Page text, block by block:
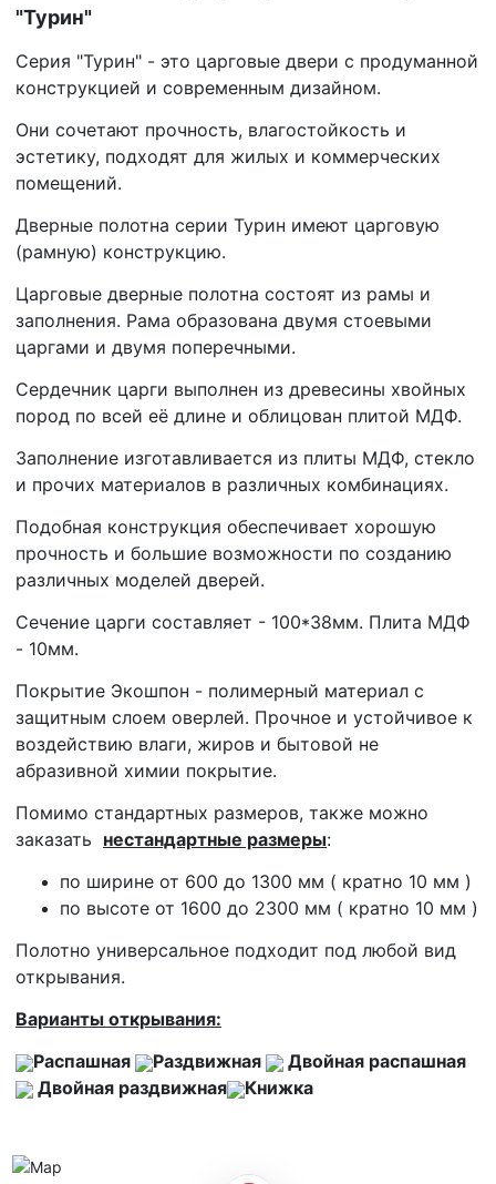
"Турин"
Серия "Турин" - это царговые двери с продуманной
конструкцией и современным дизайном.
Они сочетают прочность, влагостойкость и
эстетику, подходят для жилых и коммерческих
помещений.
Дверные полотна серии Турин имеют царговую
(рамную) конструкцию.
Царговые дверные полотна состоят из рамы и
заполнения. Рама образована двумя стоевыми
царгами и двумя поперечными.
Сердечник царги выполнен из древесины хвойных
пород по всей её длине и облицован плитой МДФ.
Заполнение изготавливается из плиты МДФ, стекло
и прочих материалов в различных комбинациях.
Подобная конструкция обеспечивает хорошую
прочность и большие возможности по созданию
различных моделей дверей.
Сечение царги составляет - 100*38мм. Плита МДФ
- 10мм.
Покрытие Экошпон - полимерный материал с
защитным слоем оверлей. Прочное и устойчивое к
воздействию влаги, жиров и бытовой не
абразивной химии покрытие.
Помимо стандартных размеров, также можно
заказать нестандартные размеры:
по ширине от 600 до 1300 мм ( кратно 10 мм )
по высоте от 1600 до 2300 мм ( кратно 10 мм )
Полотно универсальное подходит под любой вид
открывания.
Варианты открывания:
Распашная
Раздвижная
Двойная распашная
Двойная раздвижная
Книжка